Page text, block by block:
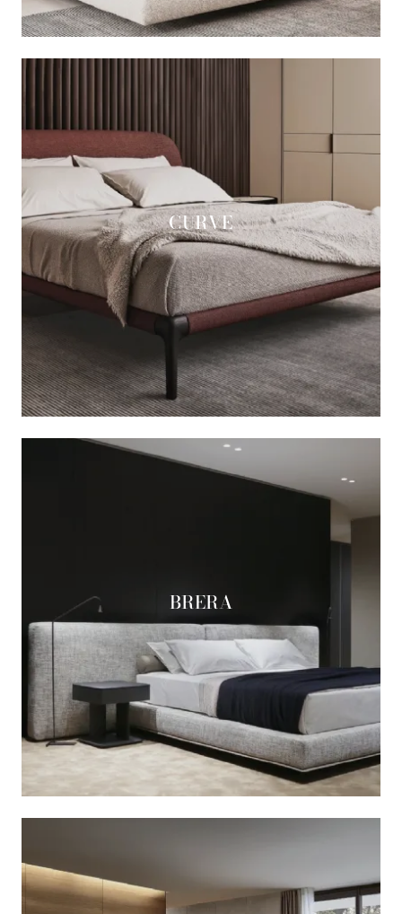
CURVE
BRERA